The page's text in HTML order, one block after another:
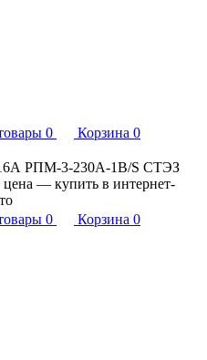
0 Корзина 0
16А РПМ-3-230A-1В/S СТЭЗ
цена — купить в интернет-
0 Корзина 0